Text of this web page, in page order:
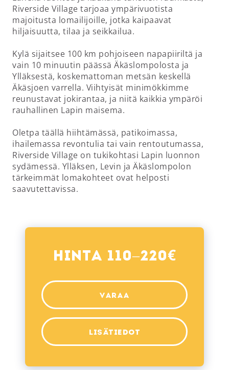
Riverside Village tarjoaa ympärivuotista
majoitusta lomailijoille, jotka kaipaavat
hiljaisuutta, tilaa ja seikkailua.
Kylä sijaitsee 100 km pohjoiseen napapiiriltä ja
vain 10 minuutin päässä Äkäslompolosta ja
Ylläksestä, koskemattoman metsän keskellä
Äkäsjoen varrella. Viihtyisät minimökkimme
reunustavat jokirantaa, ja niitä kaikkia ympäröi
rauhallinen Lapin maisema.
Oletpa täällä hiihtämässä, patikoimassa,
ihailemassa revontulia tai vain rentoutumassa,
Riverside Village on tukikohtasi Lapin luonnon
sydämessä. Ylläksen, Levin ja Äkäslompolon
tärkeimmät lomakohteet ovat helposti
saavutettavissa.
Hinta 110–220€
VARAA
LISÄTIEDOT